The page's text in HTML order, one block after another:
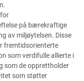
på bærekraftige
av miljøytelsen. Disse
fremtidsorienterte
som verdifulle allierte i
som de opprettholder
som støtter